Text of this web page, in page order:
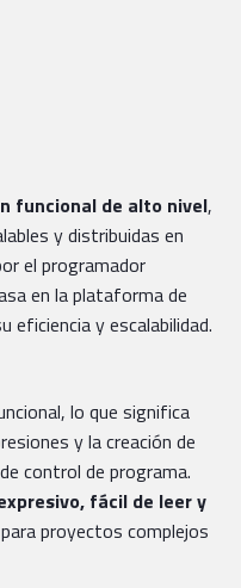
funcional de alto nivel,
y distribuidas en
el programador
en la plataforma de
eficiencia y escalabilidad.
lo que significa
y la creación de
control de programa.
fácil de leer y
proyectos complejos